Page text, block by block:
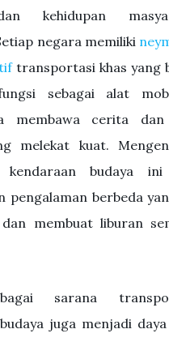
kehidupan
negara memiliki
transportasi khas yang
sebagai alat
membawa cerita
melekat kuat.
budaya ini
pengalaman berbeda
membuat liburan
sarana
juga menjadi